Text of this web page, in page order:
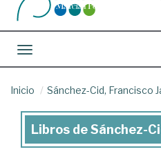
Toggle navigation
Inicio Sánchez-Cid, Francisco
Libros
Libros de Sánchez-